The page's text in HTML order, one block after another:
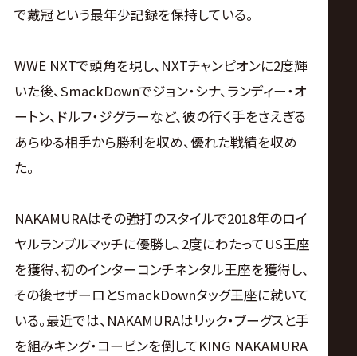
で戴冠という最年少記録を保持している。
WWE NXTで頭角を現し、NXTチャンピオンに2度輝
いた後、SmackDownでジョン・シナ、ランディー・オ
ートン、ドルフ・ジグラーなど、彼の行く手をさえぎる
あらゆる相手から勝利を収め、優れた戦績を収め
た。
NAKAMURAはその強打のスタイルで2018年のロイ
ヤルランブルマッチに優勝し、2度にわたってUS王座
を獲得、初のインターコンチネンタル王座を獲得し、
その後セザーロとSmackDownタッグ王座に就いて
いる。最近では、NAKAMURAはリック・ブーグスと手
を組みキング・コービンを倒してKING NAKAMURA